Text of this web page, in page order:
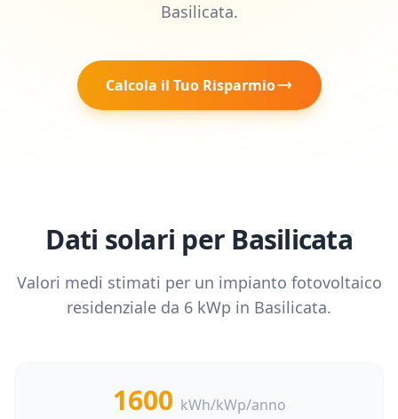
Basilicata.
Calcola il Tuo Risparmio
Dati solari per Basilicata
Valori medi stimati per un impianto fotovoltaico
residenziale da 6 kWp in Basilicata.
1600 kWh/kWp/anno